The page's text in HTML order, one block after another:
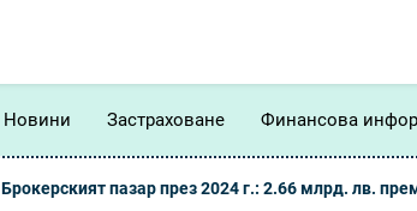
Новини Застраховане Финансова
Брокерският пазар през 2024 г.: 2.66 млрд. лв.